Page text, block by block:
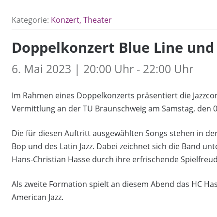
Kategorie: Konzert, Theater
Doppelkonzert Blue Line
6. Mai 2023 | 20:00 Uhr - 22:00 Uhr
Im Rahmen eines Doppelkonzerts präsentiert die
Vermittlung an der TU Braunschweig am Samstag, den
Die für diesen Auftritt ausgewählten Songs stehen in
Bop und des Latin Jazz. Dabei zeichnet sich die Band
Hans-Christian Hasse durch ihre erfrischende
Als zweite Formation spielt an diesem Abend das HC
American Jazz.